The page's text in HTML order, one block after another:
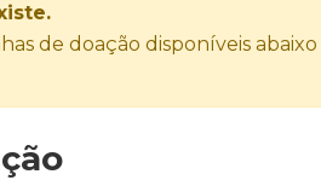
de doação disponíveis abaixo